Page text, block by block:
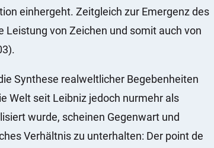
einhergeht. Zeitgleich zur Emergenz des
von Zeichen und somit auch von
Synthese realweltlicher Begebenheiten
Welt seit Leibniz jedoch nurmehr als
wurde, scheinen Gegenwart und
Verhältnis zu unterhalten: Der point de